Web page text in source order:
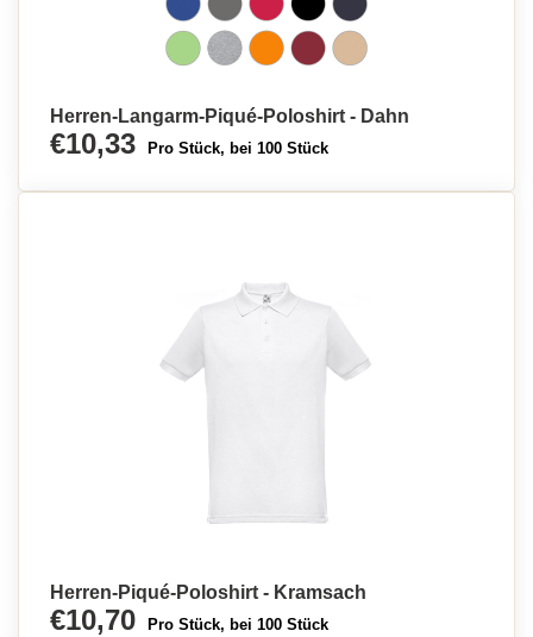
Herren-Langarm-Piqué-Poloshirt - Dahn
€10,33 Pro Stück, bei 100 Stück
Herren-Piqué-Poloshirt - Kramsach
€10,70 Pro Stück, bei 100 Stück